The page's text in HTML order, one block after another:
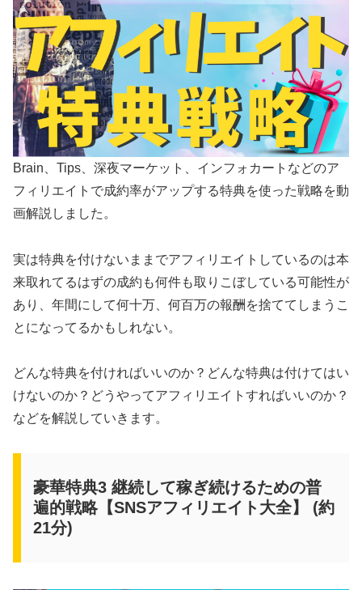
Brain、Tips、深夜マーケット、インフォカートなどのア
フィリエイトで成約率がアップする特典を使った戦略を動
画解説しました。
実は特典を付けないままでアフィリエイトしているのは本
来取れてるはずの成約も何件も取りこぼしている可能性が
あり、年間にして何十万、何百万の報酬を捨ててしまうこ
とになってるかもしれない。
どんな特典を付ければいいのか？どんな特典は付けてはい
けないのか？どうやってアフィリエイトすればいいのか？
などを解説していきます。
豪華特典3 継続して稼ぎ続けるための普
遍的戦略【SNSアフィリエイト大全】 (約
21分)